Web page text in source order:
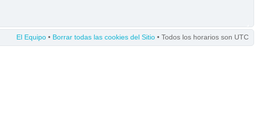
El Equipo • Borrar todas las cookies del Sitio • Todos los horarios son UTC